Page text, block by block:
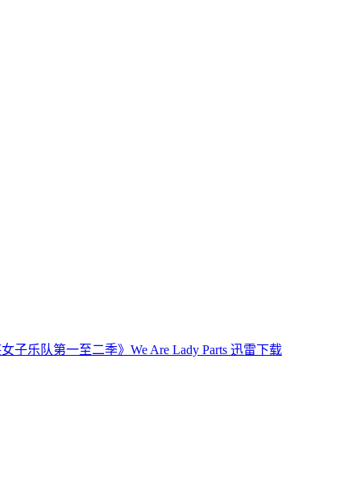
子乐队第一至二季》We Are Lady Parts 迅雷下载